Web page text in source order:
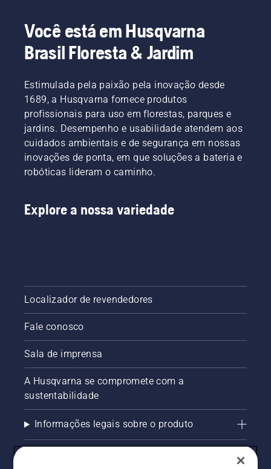
Você está em Husqvarna
Brasil Floresta & Jardim
Estimulada pela paixão pela inovação desde
1689, a Husqvarna fornece produtos
profissionais para uso em florestas, parques e
jardins. Desempenho e usabilidade atendem aos
cuidados ambientais e de segurança em nossas
inovações de ponta, em que soluções a bateria e
robóticas lideram o caminho.
Explore a nossa variedade
Localizador de revendedores
Fale conosco
Sala de imprensa
A Husqvarna se compromete com a
sustentabilidade
Informações legais sobre o produto